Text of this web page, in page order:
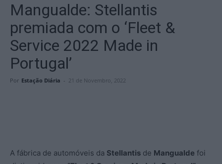
Mangualde: Stellantis
premiada com o ‘Fleet &
Service 2022 Made in
Portugal’
Por Estação Diária - 21 de Novembro, 2022
A fábrica de automóveis da Stellantis de Mangualde foi